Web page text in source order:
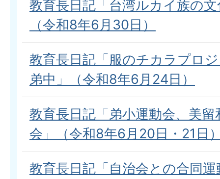
教育長日記「台湾ルカイ族の
（令和8年6月30日）
教育長日記「服のチカラプロ
弟中」（令和8年6月24日）
教育長日記「弟小運動会、美
会」（令和8年6月20日・21日
教育長日記「自治会との合同